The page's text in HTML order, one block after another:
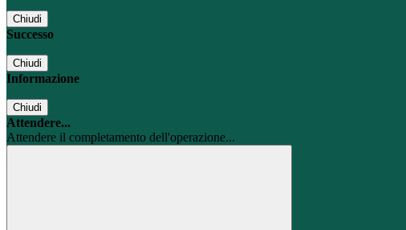
Chiudi
Successo
Chiudi
Informazione
Chiudi
Attendere...
Attendere il completamento dell'operazione...